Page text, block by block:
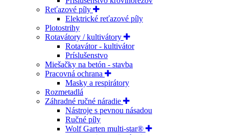
Reťazové píly
Elektrické reťazové píly
Plotostrihy
Rotavátory / kultivátory
Rotavátor - kultivátor
Príslušenstvo
Miešačky na betón - stavba
Pracovná ochrana
Masky a respirátory
Rozmetadlá
Záhradné ručné náradie
Nástroje s pevnou násadou
Ručné píly
Wolf Garten multi-star®